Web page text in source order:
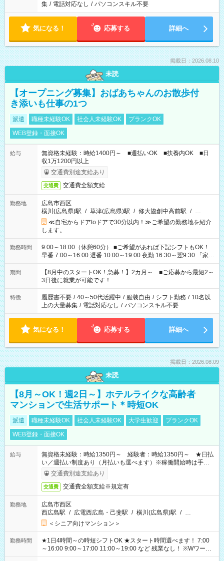
集 / 電話対応なし / パソコンスキル不要
気になる！ 応募する 詳細へ
掲載日：2026.08.10
未読
【オープニング募集】おばあちゃんのお散歩付
き添いも仕事の1つ
派遣 職種未経験OK 社会人未経験OK
ブランクOK
WEB登録・面接OK
給与
無資格未経験：時給1400円～ ■週払いOK ■扶養内OK ■日
収1万1200円以上
交通費別途支給あり
交通費 交通費全額支給
勤務地
広島市西区
横川(広島県)駅 / 草津(広島県)駅 / 修大協創中高前駅 / …
≪自宅からドアtoドアで30分以内！≫ご希望の勤務地を紹介
します。
勤務時間
9:00～18:00（休憩60分） ■ご希望があれば下記シフトもOK！
早番 7:00～16:00 遅番 10:00～19:00 夜勤 16:30～翌9:30 「家族
と休みを合わせたい」 「余裕を持って夕飯の準備がしたい」
「できれば残業はしたくない」 など、ご希望を教えてください
ね。 ※Wワーク希望の方へ 今ご覧のお仕事で希望する勤務時間
と、もう1つのお仕事の勤務時間。 合計で週40時間を超える場
合は応募できません。
期間
【8月中のスタートOK！急募！】2カ月～ ■ご応募から最短2～
3日後に就業が可能です！
特徴 履歴書不要 / 40～50代活躍中 / 服装自由 / シフト勤務 / 10名以
上の大量募集 / 電話対応なし / パソコンスキル不要
気になる！ 応募する 詳細へ
掲載日：2026.08.09
未読
【8月～OK！週2日～】ホテルライクな高齢者
マンションで生活サポート＊時短OK
派遣 職種未経験OK 社会人未経験OK 大学生歓迎
ブランクOK
WEB登録・面接OK
給与
無資格未経験：時給1350円～ 経験者：時給1350円～ ★日払
い／週払い制度あり（月払いも選べます）※稼働開始時は手続き
完了次第のお支払いとなります。
交通費別途支給あり
交通費 交通費全額支給※規定有
勤務地
広島市西区
西広島駅 / 広電西広島・己斐駅 / 横川(広島県)駅 / …
＜シニア向けマンション＞
勤務時間
★1日4時間～の時短シフトOK ★スタート時間選べます！ 7:00
～16:00 9:00～17:00 11:00～19:00 など 残業なし！ ※Wワーク
の場合、他のお仕事と合わせ週40時間超の就業はご案内できま